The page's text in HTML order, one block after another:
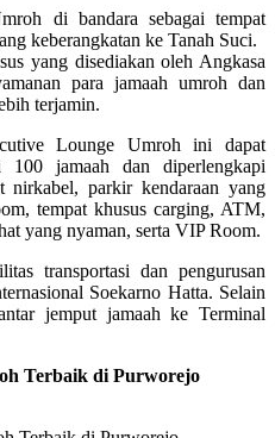
di bandara sebagai tempat
keberangkatan ke Tanah Suci.
yang disediakan oleh Angkasa
para jamaah umroh dan
terjamin.
Lounge Umroh ini dapat
100 jamaah dan diperlengkapi
nirkabel, parkir kendaraan yang
tempat khusus carging, ATM,
yang nyaman, serta VIP Room.
transportasi dan pengurusan
Soekarno Hatta. Selain
jemput jamaah ke Terminal
Terbaik di Purworejo